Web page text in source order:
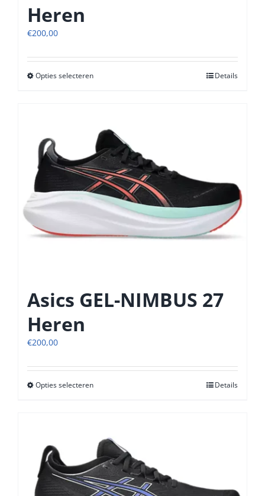
Heren
€200,00
Opties selecterenDit
variaties.
Deze
optie
kan
gekozen
worden
op
productpagina
Details
Asics GEL-NIMBUS 27
Heren
€200,00
Opties selecterenDit
variaties.
Deze
optie
kan
gekozen
Details